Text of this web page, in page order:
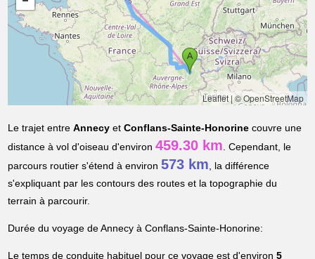
Leaflet|© OpenStreetMap
Le trajet entreAnnecy etConflans-Sainte-Honorine couvre une
distance à vol d'oiseau d'environ459.30 km. Cependant, le
parcours routier s'étend à environ573 km, la différence
s'expliquant par les contours des routes et la topographie du
terrain à parcourir.
Durée du voyage de Annecy à Conflans-Sainte-Honorine:
Le temps de conduite habituel pour ce voyage est d'environ5